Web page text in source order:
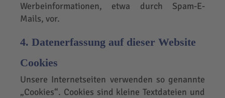
Werbeinformationen, etwa durch Spam-E-
Mails, vor.
4. Datenerfassung auf dieser Website
Cookies
Unsere Internetseiten verwenden so genannte
„Cookies“. Cookies sind kleine Textdateien und